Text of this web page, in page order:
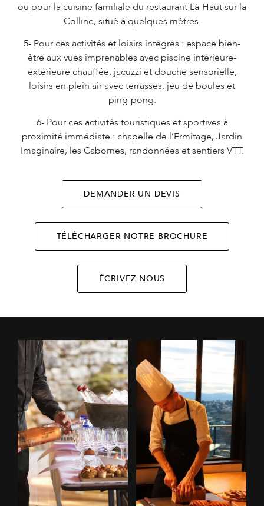
ou pour la cuisine familiale du restaurant Là-Haut sur la
Colline, situé à quelques mètres.
5- Pour ces activités et loisirs intégrés : espace bien-
être aux vues imprenables avec piscine intérieure-
extérieure chauffée, jacuzzi et douche sensorielle,
loisirs en plein air avec terrasses, jeu de boules et
ping-pong.
6- Pour ces activités touristiques et sportives à
proximité immédiate : chapelle de l’Ermitage, Jardin
Imaginaire, les Cabornes, randonnées et sentiers VTT.
DEMANDER UN DEVIS
TÉLÉCHARGER NOTRE BROCHURE
ÉCRIVEZ-NOUS